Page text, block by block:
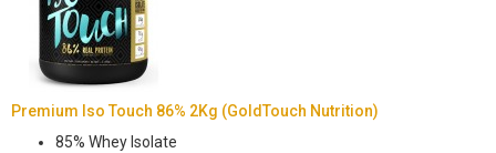
Premium Iso Touch 86% 2Kg (GoldTouch Nutrition)
85% Whey Isolate